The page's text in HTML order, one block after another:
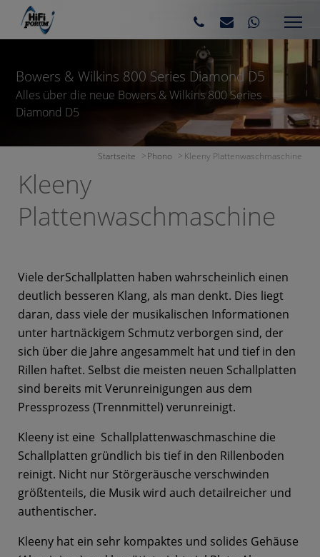
Bowers & Wilkins 800 Series Diamond D5
Alles über die neue Bowers & Wilkins 800 Series
Diamond D5
Startseite Phono Kleeny Plattenwaschmaschine
Kleeny
Plattenwaschmaschine
Viele derSchallplatten haben wahrscheinlich einen
deutlich besseren Klang, als man denkt. Dies liegt
daran, dass viele der musikalischen Informationen
unter hartnäckigem Schmutz verborgen sind, der
sich über die Jahre angesammelt hat und tief in den
Rillen haftet. Selbst die meisten neuen Schallplatten
sind bereits mit Verunreinigungen aus dem
Pressprozess (Trennmittel) verunreinigt.
Kleeny ist eine Schallplattenwaschmaschine die
Schallplatten gründlich bis tief in den Rillenboden
reinigt. Nicht nur Störgeräusche verschwinden
größtenteils, die Musik wird auch detailreicher und
authentischer.
Kleeny hat ein sehr kompaktes und solides Gehäuse